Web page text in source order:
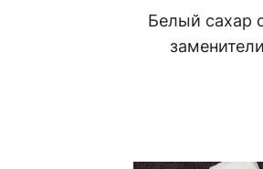
Белый сахар